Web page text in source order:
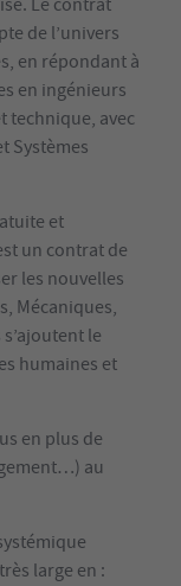
Le contrat
de l’univers
en répondant à
en ingénieurs
technique, avec
Systèmes
et
un contrat de
les nouvelles
Mécaniques,
le
humaines et
en plus de
au
large en :